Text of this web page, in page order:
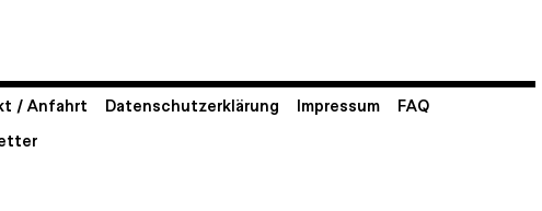
/ Anfahrt Datenschutzerklärung Impressum
FAQ